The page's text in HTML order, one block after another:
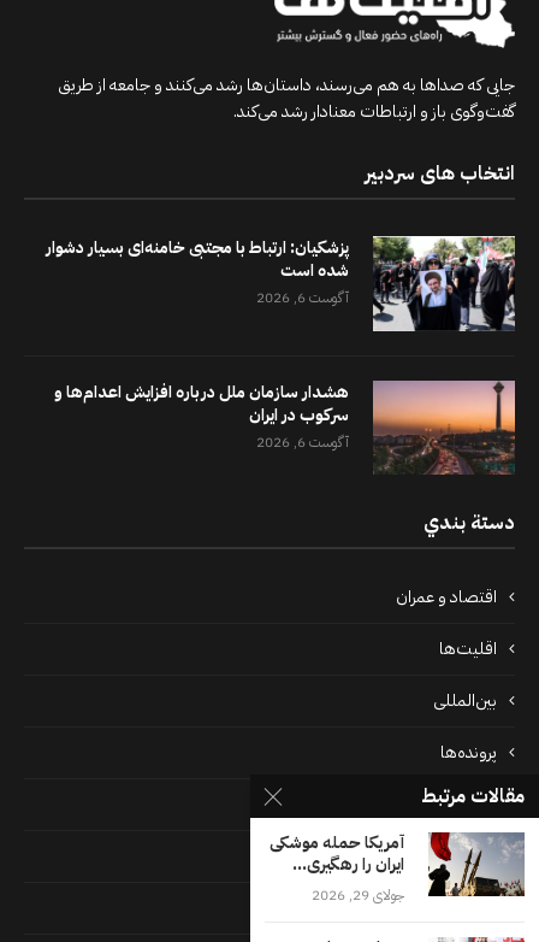
جایی که صداها به هم می‌رسند، داستان‌ها رشد می‌کنند و جامعه از طریق
گفت‌وگوی باز و ارتباطات معنادار رشد می‌کند.
انتخاب های سردبیر
پزشکیان: ارتباط با مجتبی خامنه‌ای بسیار دشوار
شده است
آگوست 6, 2026
هشدار سازمان ملل درباره افزایش اعدام‌ها و
سرکوب در ایران
آگوست 6, 2026
دستة بندي
اقتصاد و عمران
اقلیت‌ها
بین‌المللی
پرونده‌ها
جامعه
دسته بندی نشده
مقالات مرتبط
آمریکا حمله موشکی
ایران را رهگیری...
جولای 29, 2026